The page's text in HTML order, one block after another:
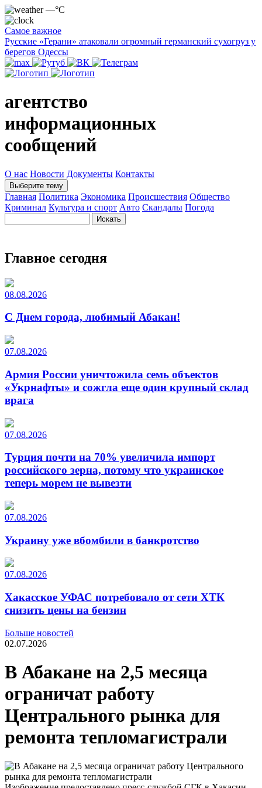
—°C
Самое важное
Русские «Герани» атаковали огромный германский сухогруз у
берегов Одессы
агентство
информационных
сообщений
О нас Новости Документы Контакты
Выберите тему
Главная Политика Экономика Происшествия Общество
Криминал Культура и спорт Авто Скандалы Погода
Главное сегодня
08.08.2026
С Днем города, любимый Абакан!
07.08.2026
Армия России уничтожила семь объектов
«Укрнафты» и сожгла еще один крупный склад
врага
07.08.2026
Турция почти на 70% увеличила импорт
российского зерна, потому что украинское
теперь морем не вывезти
07.08.2026
Украину уже вбомбили в банкротство
07.08.2026
Хакасское УФАС потребовало от сети ХТК
снизить цены на бензин
Больше новостей
02.07.2026
В Абакане на 2,5 месяца
ограничат работу
Центрального рынка для
ремонта тепломагистрали